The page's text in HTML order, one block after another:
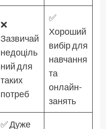
❌
Зазвичай
недоціль
ний для
таких
потреб
✅
Хороший
вибір для
навчання
та
онлайн-
занять
✅ Дуже